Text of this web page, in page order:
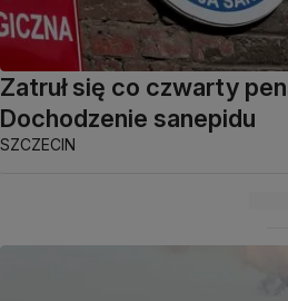
Zatruł się co czwarty
Dochodzenie sanepidu
SZCZECIN